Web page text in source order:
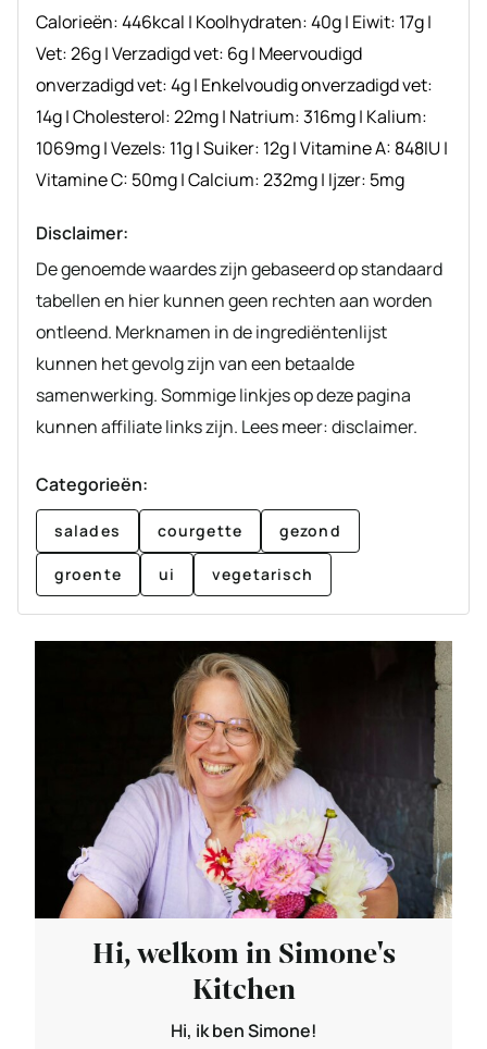
Calorieën:446kcal | Koolhydraten:40g| Eiwit: 17g|
Vet:26g|Verzadigd vet: 6g| Meervoudigd
onverzadigd vet:4g| Enkelvoudig onverzadigd vet:
14g|Cholesterol:22mg| Natrium:316mg| Kalium:
1069mg|Vezels: 11g|Suiker: 12g|Vitamine A: 848IU|
Vitamine C: 50mg|Calcium:232mg| Ijzer: 5mg
Disclaimer:
De genoemde waardes zijn gebaseerd op standaard
tabellen en hier kunnen geen rechten aan worden
ontleend. Merknamen in de ingrediëntenlijst
kunnen het gevolg zijn van een betaalde
samenwerking. Sommige linkjes op deze pagina
kunnen affiliate links zijn. Lees meer: disclaimer.
Categorieën:
salades courgette gezond
groente ui vegetarisch
Hi, welkom in Simone's
Kitchen
Hi, ik ben Simone!